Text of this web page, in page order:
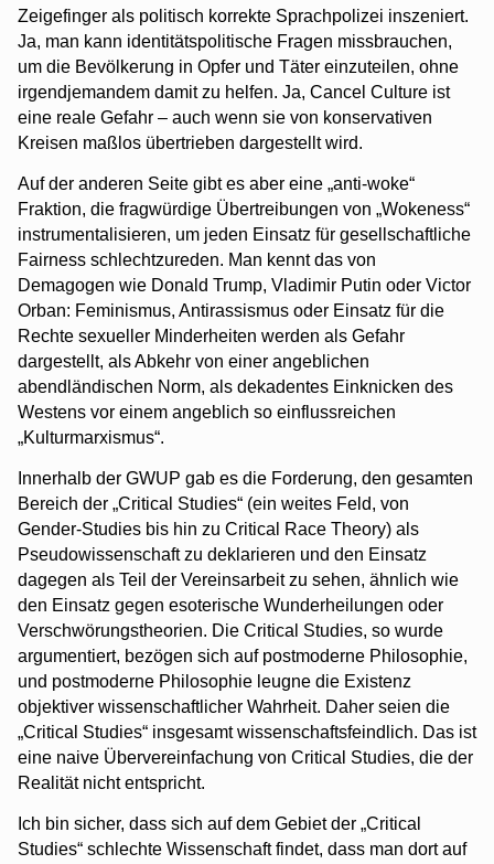
Zeigefinger als politisch korrekte Sprachpolizei inszeniert.
Ja, man kann identitätspolitische Fragen missbrauchen,
um die Bevölkerung in Opfer und Täter einzuteilen, ohne
irgendjemandem damit zu helfen. Ja, Cancel Culture ist
eine reale Gefahr – auch wenn sie von konservativen
Kreisen maßlos übertrieben dargestellt wird.
Auf der anderen Seite gibt es aber eine „anti-woke“
Fraktion, die fragwürdige Übertreibungen von „Wokeness“
instrumentalisieren, um jeden Einsatz für gesellschaftliche
Fairness schlechtzureden. Man kennt das von
Demagogen wie Donald Trump, Vladimir Putin oder Victor
Orban: Feminismus, Antirassismus oder Einsatz für die
Rechte sexueller Minderheiten werden als Gefahr
dargestellt, als Abkehr von einer angeblichen
abendländischen Norm, als dekadentes Einknicken des
Westens vor einem angeblich so einflussreichen
„Kulturmarxismus“.
Innerhalb der GWUP gab es die Forderung, den gesamten
Bereich der „Critical Studies“ (ein weites Feld, von
Gender-Studies bis hin zu Critical Race Theory) als
Pseudowissenschaft zu deklarieren und den Einsatz
dagegen als Teil der Vereinsarbeit zu sehen, ähnlich wie
den Einsatz gegen esoterische Wunderheilungen oder
Verschwörungstheorien. Die Critical Studies, so wurde
argumentiert, bezögen sich auf postmoderne Philosophie,
und postmoderne Philosophie leugne die Existenz
objektiver wissenschaftlicher Wahrheit. Daher seien die
„Critical Studies“ insgesamt wissenschaftsfeindlich. Das ist
eine naive Übervereinfachung von Critical Studies, die der
Realität nicht entspricht.
Ich bin sicher, dass sich auf dem Gebiet der „Critical
Studies“ schlechte Wissenschaft findet, dass man dort auf